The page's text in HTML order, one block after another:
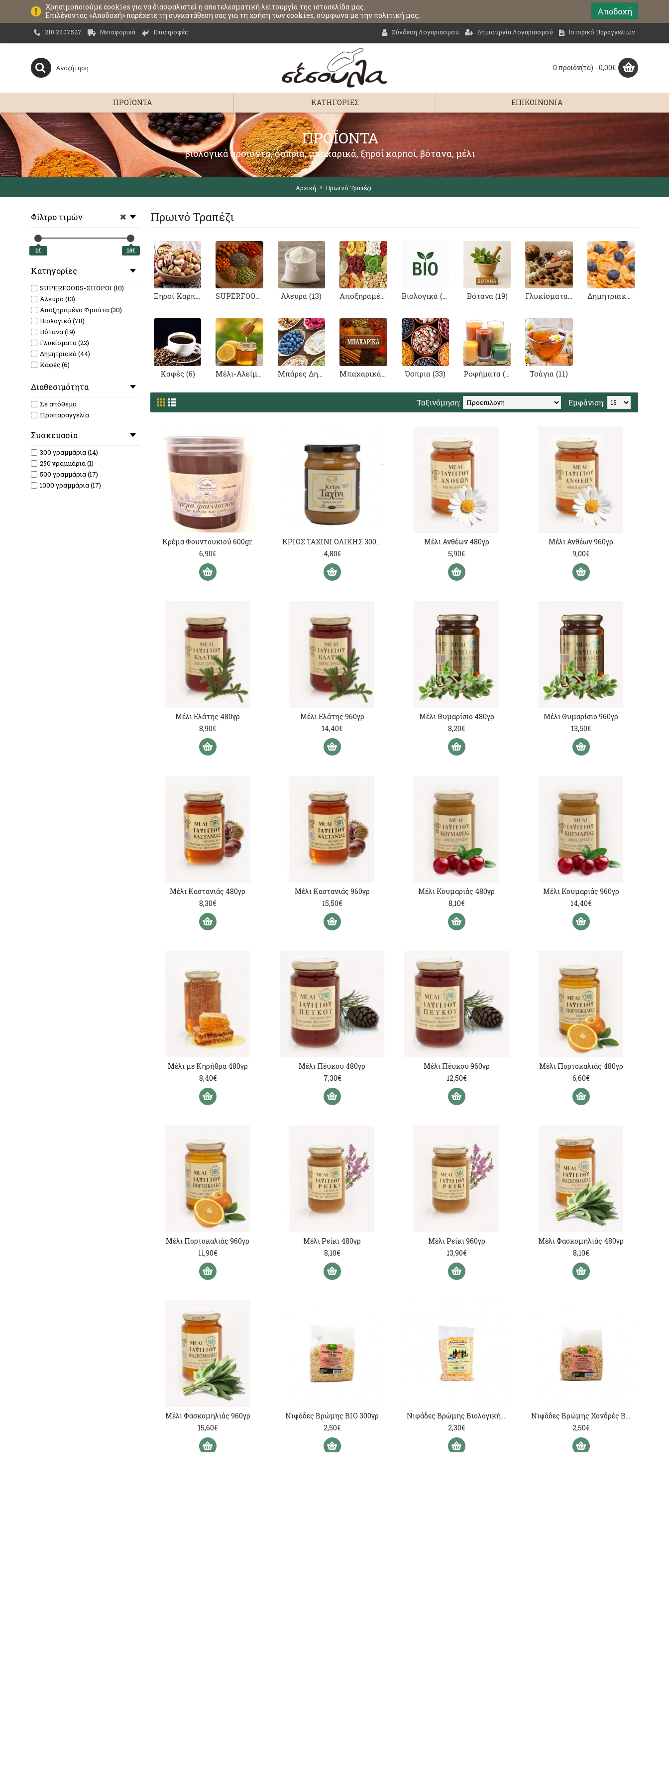
Χρησιμοποιούμε cookies για να διασφαλιστεί η αποτελεσματική λειτουργία της ιστοσελίδα μας.
Επιλέγοντας «Αποδοχή» παρέχετε τη συγκατάθεση σας για τη χρήση των cookies, σύμφωνα με την πολιτική μας.
Αποδοχή
210 2407527 Μεταφορικά Επιστροφές Σύνδεση Λογαριασμού Δημιουργία Λογαριασμού Ιστορικό Παραγγελιών
0 προϊόν(τα) - 0,00€
ΠΡΟΪΌΝΤΑ ΚΑΤΗΓΟΡΊΕΣ ΕΠΙΚΟΙΝΩΝΊΑ
ΠΡΟΪΌΝΤΑ
βιολογικά προϊόντα, όσπρια, μπαχαρικά, ξηροί καρποί, βότανα, μέλι
Αρχική Πρωινό Τραπέζι
Φίλτρο τιμών
1€ 16€
Κατηγορίες
SUPERFOODS-ΣΠΟΡΟΙ (10)
Άλευρα (13)
Αποξηραμένα Φρούτα (30)
Βιολογικά (78)
Βότανα (19)
Γλυκίσματα (22)
Δημητριακά (44)
Καφές (6)
Μπάρες Δημητριακών (2)
Ξηροί Καρποί (50)
Όσπρια (33)
Ροφήματα (22)
Τσάγια (11)
Διαθεσιμότητα
Σε απόθεμα
Προπαραγγελία
Συσκευασία
300 γραμμάρια (14)
250 γραμμάρια (1)
500 γραμμάρια (17)
1000 γραμμάρια (17)
Πρωινό Τραπέζι
Ξηροί Καρποί (50) SUPERFOODS-ΣΠΟΡΟΙ (10) Άλευρα (13) Αποξηραμένα Φρούτα (30) Βιολογικά (78) Βότανα (19) Γλυκίσματα (22) Δημητριακά (44)
Καφές (6) Μπάρες Δημητριακών (2) Όσπρια (33) Ροφήματα (22) Τσάγια (11)
Εμφάνιση:
Ταξινόμηση:
Κρέμα Φουντουκιού 600gr.
6,90€
ΚΡΙΟΣ ΤΑΧΙΝΙ ΟΛΙΚΗΣ 300γρ
4,80€
Μέλι Ανθέων 480γρ
5,90€
Μέλι Ανθέων 960γρ
9,00€
Μέλι Ελάτης 480γρ
8,90€
Μέλι Ελάτης 960γρ
14,40€
Μέλι Θυμαρίσιο 480γρ
8,20€
Μέλι Θυμαρίσιο 960γρ
13,50€
Μέλι Καστανιάς 480γρ
8,30€
Μέλι Καστανιάς 960γρ
15,50€
Μέλι Κουμαριάς 480γρ
8,10€
Μέλι Κουμαριάς 960γρ
14,40€
Μέλι με Κηρήθρα 480γρ
8,40€
Μέλι Πέυκου 480γρ
7,30€
Μέλι Πέυκου 960γρ
12,50€
Μέλι Πορτοκαλιάς 480γρ
6,60€
Μέλι Πορτοκαλιάς 960γρ
11,90€
Μέλι Ρείκι 480γρ
8,10€
Μέλι Ρείκι 960γρ
13,90€
Μέλι Φασκομηλιάς 480γρ
8,10€
Μέλι Φασκομηλιάς 960γρ
15,60€
Νιφάδες Βρώμης ΒΙΟ 300γρ
2,50€
Νιφάδες Βρώμης Βιολογικής Γεωργίας Αγρόκτημα Αντωνόπουλος 300γρ
2,30€
Νιφάδες Βρώμης Χονδρές ΒΙΟ 250γρ
2,50€